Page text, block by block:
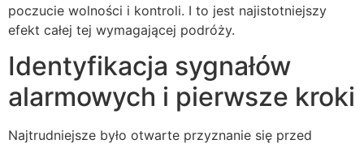
poczucie wolności i kontroli. I to jest najistotniejszy
efekt całej tej wymagającej podróży.
Identyfikacja sygnałów
alarmowych i pierwsze kroki
Najtrudniejsze było otwarte przyznanie się przed